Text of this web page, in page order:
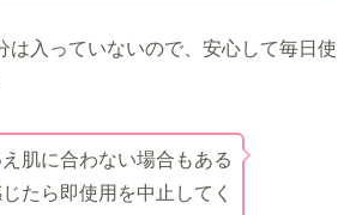
は入っていないので、安心して毎日使
肌に合わない場合もある
たら即使用を中止してく